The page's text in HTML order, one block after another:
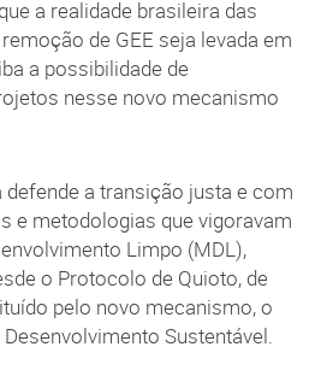
a realidade brasileira das
de GEE seja levada em
a possibilidade de
nesse novo mecanismo
a transição justa e com
e metodologias que vigoravam
Limpo (MDL),
o Protocolo de Quioto, de
pelo novo mecanismo, o
Sustentável.